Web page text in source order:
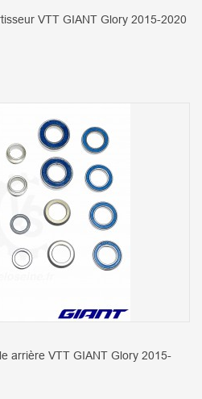
VTT GIANT Glory 2015-2020
arrière VTT GIANT Glory 2015-